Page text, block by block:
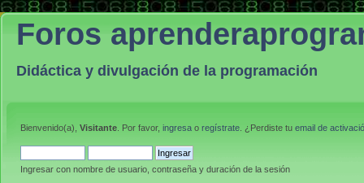
Foros
Didáctica y divulgación de la programación
Bienvenido(a), Visitante . Por favor, ingresa o regístrate . ¿Perdiste tu email de
Ingresar con nombre de usuario, contraseña y duración de la sesión